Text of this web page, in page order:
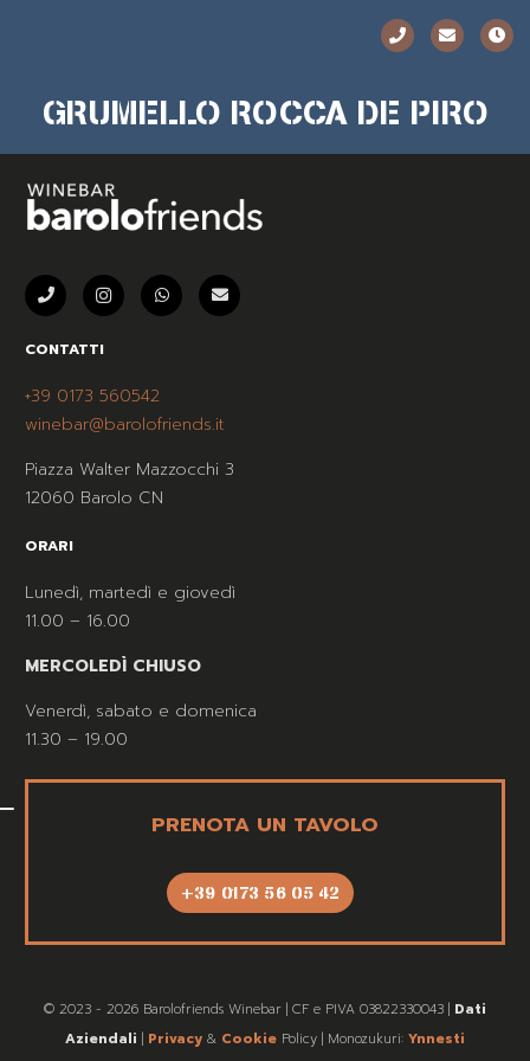
GRUMELLO ROCCA DE PIRO
CONTATTI
+39 0173 560542
winebar@barolofriends.it
Piazza Walter Mazzocchi 3
12060 Barolo CN
ORARI
Lunedì, martedì e giovedì
11.00 – 16.00
MERCOLEDÌ CHIUSO
Venerdì, sabato e domenica
11.30 – 19.00
PRENOTA UN TAVOLO
+39 0173 56 05 42
© 2023 - 2026 Barolofriends Winebar | CF e PIVA 03822330043 | Dati
Aziendali | Privacy & Cookie Policy | Monozukuri: Ynnesti